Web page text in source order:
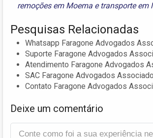
remoções em Moema e transporte em
Pesquisas Relacionadas
Whatsapp Faragone Advogados
Suporte Faragone Advogados
Atendimento Faragone Advogados
SAC Faragone Advogados
Contato Faragone Advogados
Deixe um comentário